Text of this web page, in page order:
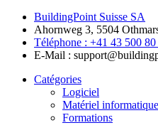
BuildingPoint Suisse SA
Ahornweg 3, 5504
Téléphone : +41 43 500 80
E-Mail :
Catégories
Logiciel
Matériel informatique
Formations